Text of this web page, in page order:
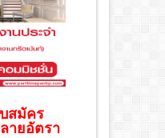
สมัคร
ายอัตรา